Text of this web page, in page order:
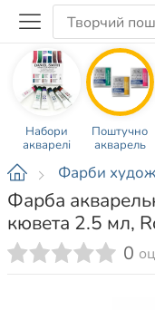
Набори
акварелі
Поштучно
акварель
Фарби
Фарба
кювета 2.5 мл,
0